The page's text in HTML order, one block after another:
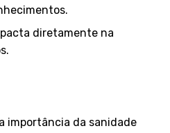
diretamente na
importância da sanidade